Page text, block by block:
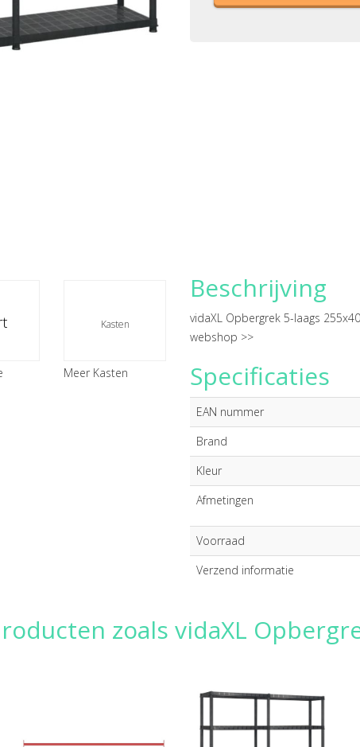
Kasten
Meer Kasten
Beschrijving
vidaXL Opbergrek 5-laags
webshop >>
Specificaties
EAN nummer
Brand
Kleur
Afmetingen
Voorraad
Verzend informatie
zoals vidaXL